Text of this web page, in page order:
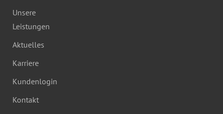
Unsere
Leistungen
Aktuelles
Karriere
Kundenlogin
Kontakt